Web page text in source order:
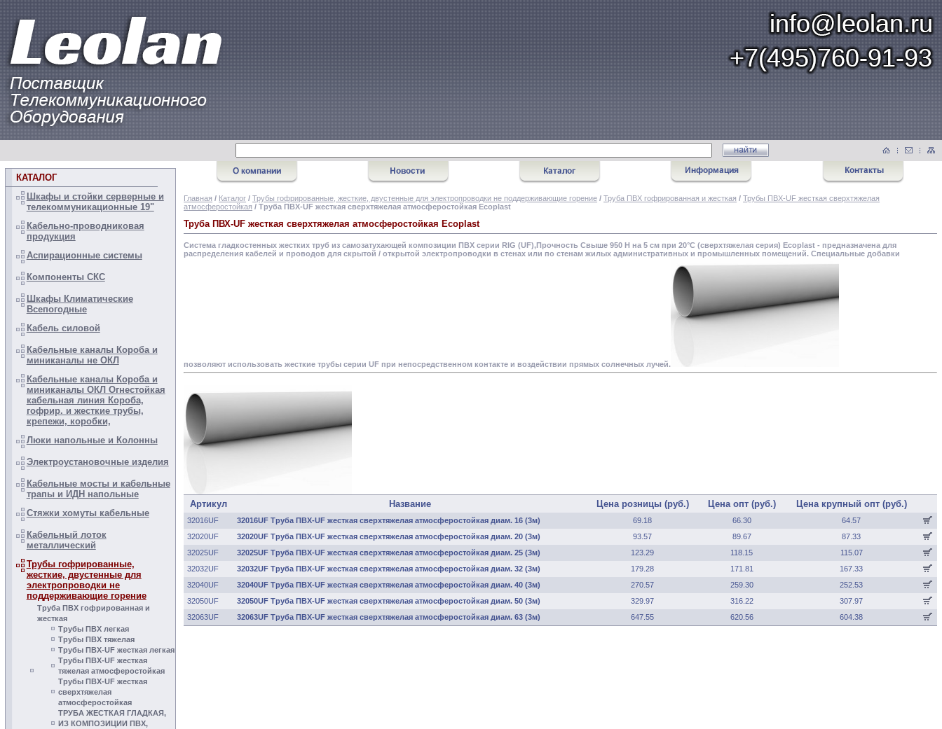
КАТАЛОГ
Шкафы и стойки серверные и
телекоммуникационные 19"
Кабельно-проводниковая
продукция
Аспирационные системы
Компоненты СКС
Шкафы Климатические
Всепогодные
Кабель силовой
Кабельные каналы Короба и
миниканалы не ОКЛ
Кабельные каналы Короба и
миниканалы ОКЛ Огнестойкая
кабельная линия Короба,
гофрир. и жесткие трубы,
крепежи, коробки,
Люки напольные и Колонны
Электроустановочные изделия
Кабельные мосты и кабельные
трапы и ИДН напольные
Стяжки хомуты кабельные
Кабельный лоток
металлический
Трубы гофрированные,
жесткие, двустенные для
электропроводки не
поддерживающие горение
Труба ПВХ гофрированная и
жесткая
Трубы ПВХ легкая
Трубы ПВХ тяжелая
Трубы ПВХ-UF жесткая легкая
Трубы ПВХ-UF жесткая
тяжелая атмосферостойкая
Трубы ПВХ-UF жесткая
сверхтяжелая
атмосферостойкая
ТРУБА ЖЕСТКАЯ ГЛАДКАЯ,
ИЗ КОМПОЗИЦИИ ПВХ,
Главная / Каталог /Трубы гофрированные, жесткие, двустенные для электропроводки не поддерживающие горение /Труба ПВХ гофрированная и жесткая /Трубы ПВХ-UF жесткая сверхтяжелая
атмосферостойкая / Труба ПВХ-UF жесткая сверхтяжелая атмосферостойкая Ecoplast
Труба ПВХ-UF жесткая сверхтяжелая атмосферостойкая Ecoplast
Система гладкостенных жестких труб из самозатухающей композиции ПВХ серии RIG (UF),Прочность Свыше 950 Н на 5 см при 20°С (сверхтяжелая серия) Ecoplast - предназначена для
распределения кабелей и проводов для скрытой / открытой электропроводки в стенах или по стенам жилых административных и промышленных помещений. Специальные добавки
позволяют использовать жесткие трубы серии UF при непосредственном контакте и воздействии прямых солнечных лучей.
Артикул Название Цена розницы (руб.) Цена опт (руб.) Цена крупный опт (руб.)
32016UF 32016UF Труба ПВХ-UF жесткая сверхтяжелая атмосферостойкая диам. 16 (3м) 69.18 66.30
64.57
32020UF
32020UF Труба ПВХ-UF жесткая сверхтяжелая атмосферостойкая диам. 20 (3м) 93.57 89.67
87.33
32025UF
32025UF Труба ПВХ-UF жесткая сверхтяжелая атмосферостойкая диам. 25 (3м) 123.29 118.15
115.07
32032UF
32032UF Труба ПВХ-UF жесткая сверхтяжелая атмосферостойкая диам. 32 (3м) 179.28 171.81
167.33
32040UF
32040UF Труба ПВХ-UF жесткая сверхтяжелая атмосферостойкая диам. 40 (3м) 270.57 259.30
252.53
32050UF
32050UF Труба ПВХ-UF жесткая сверхтяжелая атмосферостойкая диам. 50 (3м) 329.97 316.22
307.97
32063UF
32063UF Труба ПВХ-UF жесткая сверхтяжелая атмосферостойкая диам. 63 (3м) 647.55 620.56 604.38